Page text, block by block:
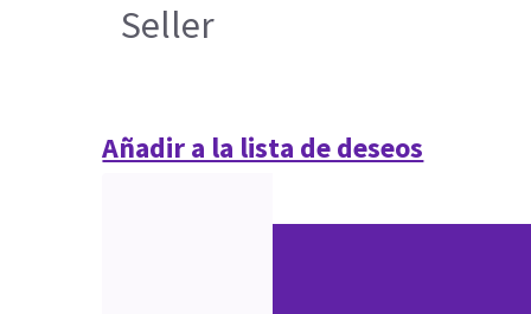
Seller
Añadir a la lista de deseos